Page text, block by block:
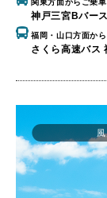
関東方面からご乗
神戸三宮Bバー
福岡・山口方面か
さくら高速バス